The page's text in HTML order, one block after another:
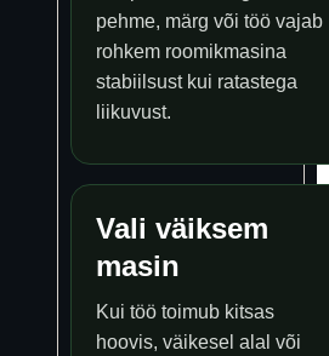
pehme, märg või töö vajab
rohkem roomikmasina
stabiilsust kui ratastega
liikuvust.
Vali väiksem
masin
Kui töö toimub kitsas
hoovis, väikesel alal või